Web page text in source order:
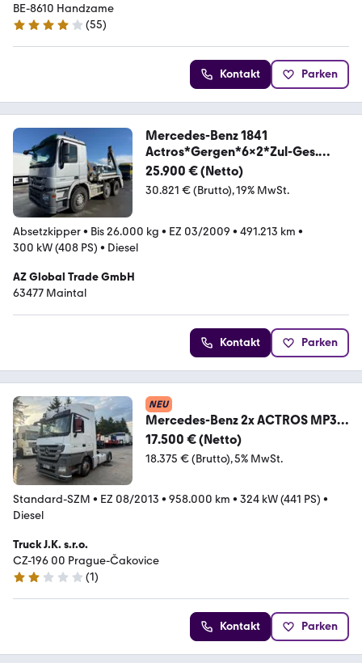
BE-8610 Handzame
4.2 Sterne
(55)
Kontakt Parken
Mercedes-Benz 1841
Actros*Gergen*6x2*Zul-Ges.
26t*MP3*1.Hand*
25.900 € (Netto)
30.821 € (Brutto) 19% MwSt.
Absetzkipper• Bis 26.000 kg • EZ 03/2009 • 491.213 km •
300 kW (408 PS) • Diesel
AZ Global Trade GmbH
63477 Maintal
Kontakt Parken
NEU
Mercedes-Benz 2x ACTROS MP3
1844 2013 NO RETARDÉR
17.500 € (Netto)
18.375 € (Brutto) 5% MwSt.
Standard-SZM • EZ 08/2013 • 958.000 km • 324 kW (441 PS) •
Diesel
Truck J.K. s.r.o.
CZ-196 00 Prague-Čakovice
2 Sterne
(1)
Kontakt Parken